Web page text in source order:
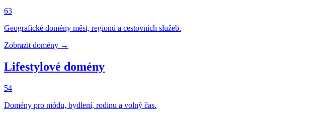
63
Geografické domény měst, regionů a cestovních služeb.
Zobrazit domény →
Lifestylové domény
54
Domény pro módu, bydlení, rodinu a volný čas.